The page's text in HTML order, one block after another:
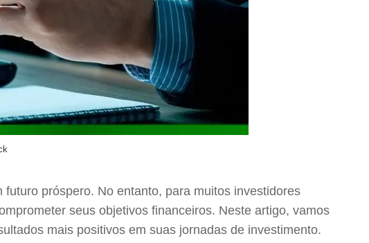
próspero. No entanto, para muitos investidores
seus objetivos financeiros. Neste artigo, vamos
mais positivos em suas jornadas de investimento.